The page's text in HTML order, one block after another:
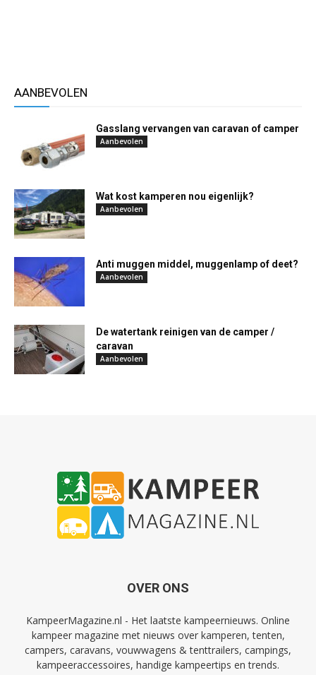
AANBEVOLEN
Gasslang vervangen van caravan of camper
Aanbevolen
Wat kost kamperen nou eigenlijk?
Aanbevolen
Anti muggen middel, muggenlamp of deet?
Aanbevolen
De watertank reinigen van de camper /
caravan
Aanbevolen
OVER ONS
KampeerMagazine.nl - Het laatste kampeernieuws. Online
kampeer magazine met nieuws over kamperen, tenten,
campers, caravans, vouwwagens & tenttrailers, campings,
kampeeraccessoires, handige kampeertips en trends.